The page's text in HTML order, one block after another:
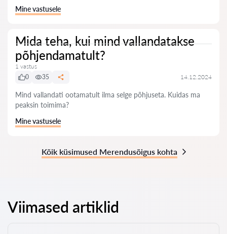
Mine vastusele
Mida teha, kui mind vallandatakse
põhjendamatult?
1 vastus
0
35 14.12.2024
Mind vallandati ootamatult ilma selge põhjuseta. Kuidas ma
peaksin toimima?
Mine vastusele
Kõik küsimused Merendusõigus kohta
Viimased artiklid